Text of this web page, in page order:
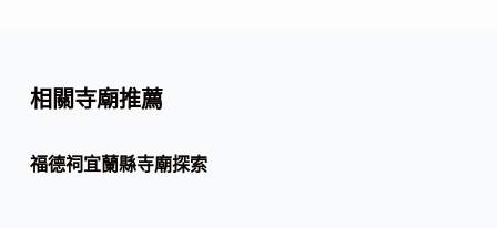
相關寺廟推薦
福德祠宜蘭縣寺廟探索